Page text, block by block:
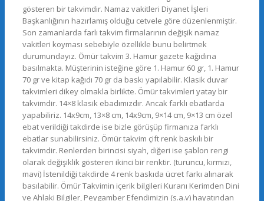
gösteren bir takvimdir. Namaz vakitleri Diyanet İşleri
Başkanlığının hazırlamış olduğu cetvele göre düzenlenmiştir.
Son zamanlarda farlı takvim firmalarının değişik namaz
vakitleri koyması sebebiyle özellikle bunu belirtmek
durumundayız. Ömür takvim 3. Hamur gazete kağıdına
basılmakta. Müşterinin isteğine göre 1. Hamur 60 gr, 1. Hamur
70 gr ve kitap kağıdı 70 gr da baskı yapılabilir. Klasik duvar
takvimleri dikey olmakla birlikte. Ömür takvimleri yatay bir
takvimdir. 14×8 klasik ebadımızdır. Ancak farklı ebatlarda
yapabiliriz. 14x9cm, 13×8 cm, 14x9cm, 9×14 cm, 9×13 cm özel
ebat verildiği takdirde ise bizle görüşüp firmanıza farklı
ebatlar sunabilirsiniz. Ömür takvim çift renk baskılı bir
takvimdir. Renlerden birincisi siyah, diğeri ise şablon rengi
olarak değişiklik gösteren ikinci bir renktir. (turuncu, kırmızı,
mavi) İstenildiği takdirde 4 renk baskıda ücret farkı alınarak
basılabilir. Ömür Takvimin içerik bilgileri Kuranı Kerimden Dini
ve Ahlaki Bilgiler, Peygamber Efendimizin (s.a.v) hayatından